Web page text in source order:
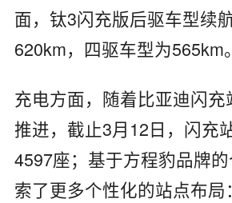
面，钛3闪充版后驱车型续
620km，四驱车型为565km。
充电方面，随着比亚迪闪
推进，截止3月12日，闪充
4597座；基于方程豹品牌
索了更多个性化的站点布